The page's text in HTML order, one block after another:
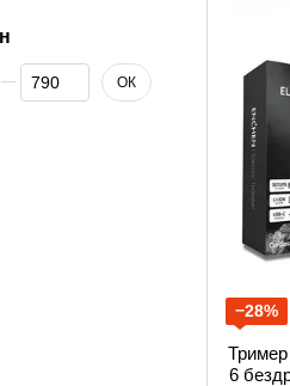
−28%
6
ОК